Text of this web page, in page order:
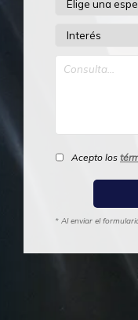
Acepto los
* Al enviar el